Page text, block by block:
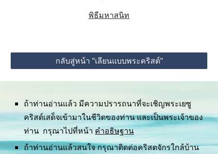
พิธีมหาสนิท
กลับสู่หน้า "เลียนแบบพระคริสต์"
ถ้าท่านอ่านแล้ว มีความปรารถนาที่จะเชิญพระเยซู
คริสต์เสด็จเข้ามาในชีวิตของท่าน และเป็นพระเจ้าของ
ท่าน  กรุณาไปที่หน้า คำอธิษฐาน
ถ้าท่านอ่านแล้วสนใจ กรุณาติดต่อคริสตจักรใกล้บ้าน